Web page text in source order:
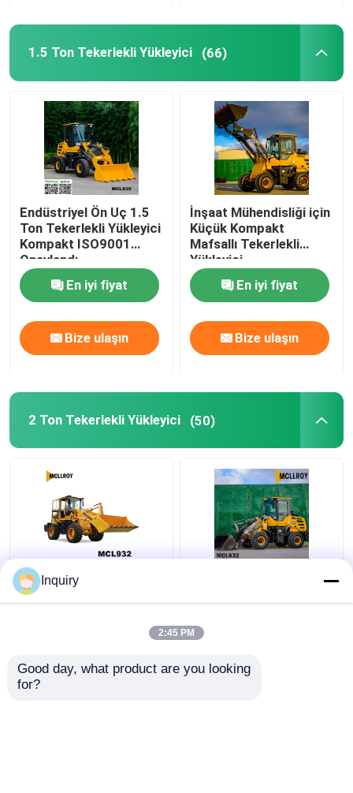
1.5 Ton Tekerlekli Yükleyici (66)
Endüstriyel Ön Uç 1.5
Ton Tekerlekli Yükleyici
Kompakt ISO9001
Onaylandı
En iyi fiyat
Bize ulaşın
İnşaat Mühendisliği için
Küçük Kompakt
Mafsallı Tekerlekli
Yükleyici
En iyi fiyat
Bize ulaşın
2 Ton Tekerlekli Yükleyici (50)
Kompakt Mafsallı 2 Ton
Tekerlekli Yükleyici
Inquiry
2:45 PM
Good day, what product are you looking
for?